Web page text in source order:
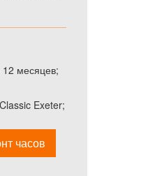
месяцев;
Exeter;
часов